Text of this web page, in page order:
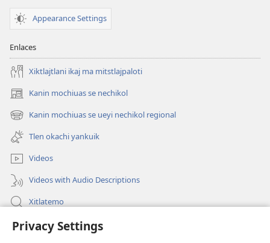
Privacy Settings
Appearance Settings
Enlaces
Xiktlajtlani ikaj ma mitstlajpaloti
Kanin mochiuas se nechikol
(xiktlapo
okse
ventana)
Kanin mochiuas se ueyi nechikol regional
(xiktlapo
okse
ventana)
Tlen okachi yankuik
Videos
Videos with Audio Descriptions
Xitlatemo
Tlapaleuilistli